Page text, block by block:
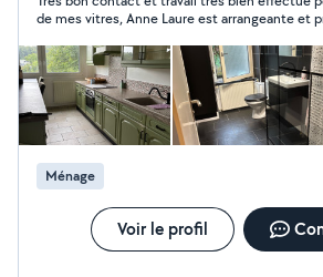
ou mensuel. J offre un service de qualité ou toutes les
surfaces restent propres plus
à me contacter
de mes vitres, Anne Laure est arrangeante et
Ménage
Voir le profil